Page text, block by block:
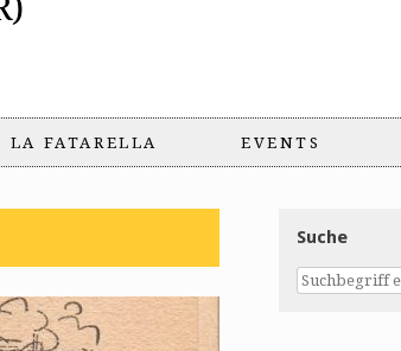
LA FATARELLA EVENTS
Suche